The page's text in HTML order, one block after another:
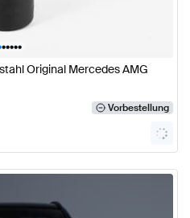
•••••
Original Mercedes AMG
Vorbestellung